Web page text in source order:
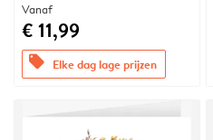
Vanaf
€ 11,99
offers Elke dag lage prijzen